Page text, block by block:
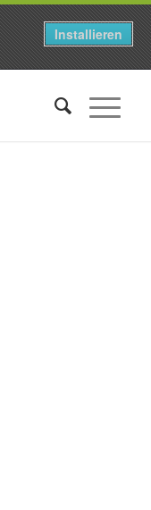
Installieren